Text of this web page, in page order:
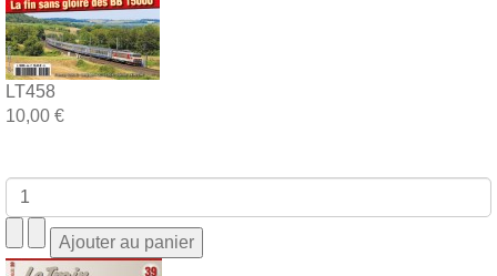
LT458
10,00 €